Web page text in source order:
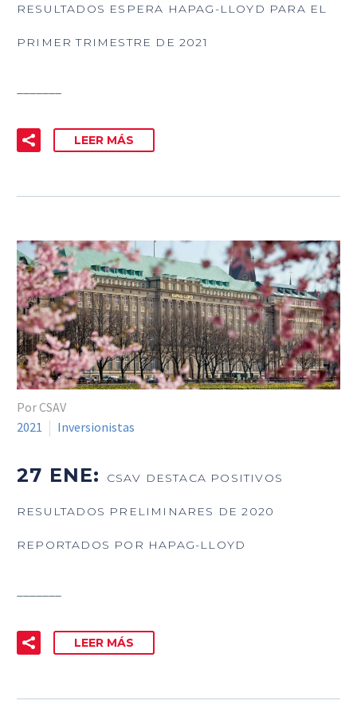
RESULTADOS ESPERA HAPAG-LLOYD PARA EL
PRIMER TRIMESTRE DE 2021
LEER MÁS
Por CSAV
2021
Inversionistas
27 ENE: CSAV DESTACA POSITIVOS
RESULTADOS PRELIMINARES DE 2020
REPORTADOS POR HAPAG-LLOYD
LEER MÁS